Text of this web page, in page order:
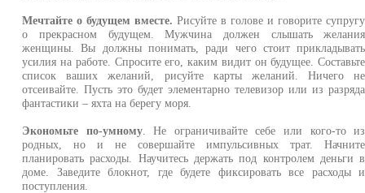
Мечтайте о будущем вместе. Рисуйте в голове и говорите супругу
о прекрасном будущем. Мужчина должен слышать желания
женщины. Вы должны понимать, ради чего стоит прикладывать
усилия на работе. Спросите его, каким видит он будущее. Составьте
список ваших желаний, рисуйте карты желаний. Ничего не
отсеивайте. Пусть это будет элементарно телевизор или из разряда
фантастики – яхта на берегу моря.
Экономьте по-умному. Не ограничивайте себе или кого-то из
родных, но и не совершайте импульсивных трат. Начните
планировать расходы. Научитесь держать под контролем деньги в
доме. Заведите блокнот, где будете фиксировать все расходы и
поступления.